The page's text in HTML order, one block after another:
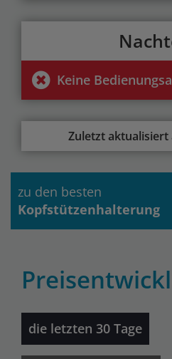
Keine
Zuletzt aktualisiert
zu den besten
Kopfstützenhalterung
die letzten 30 Tage